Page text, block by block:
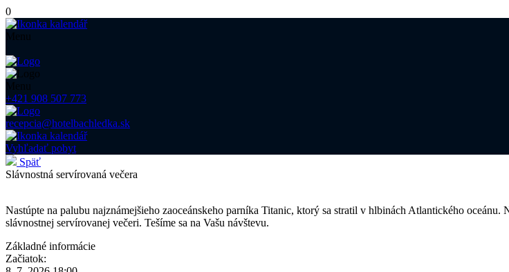
0
Menu
Menu
+421 908 507 773
recepcia@hotelbachledka.sk
Vyhľadať pobyt
Späť
Slávnostná servírovaná večera
Nastúpte na palubu najznámejšieho zaoceánskeho parníka Titanic, ktorý sa stratil v hlbinách Atlantického
slávnostnej servírovanej večeri. Tešíme sa na Vašu návštevu.
Základné informácie
Začiatok: